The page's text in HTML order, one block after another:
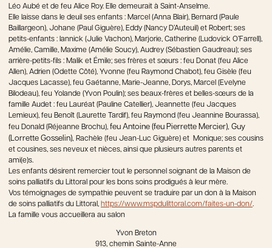
Léo Aubé et de feu Alice Roy. Elle demeurait à Saint-Anselme.
Elle laisse dans le deuil ses enfants : Marcel (Anna Blair), Bernard (Paule
Baillargeon), Johane (Paul Giguère), Eddy (Nancy D’Auteuil) et Robert; ses
petits-enfants : Iannick (Julie Vachon), Marjorie, Catherine (Ludovick O’Farrell),
Amélie, Camille, Maxime (Amélie Soucy), Audrey (Sébastien Gaudreau); ses
arrière-petits-fils : Malik et Émile; ses frères et sœurs : feu Donat (feu Alice
Allen), Adrien (Odette Côté), Yvonne (feu Raymond Chabot), feu Gisèle (feu
Jacques Lacasse), feu Gaétanne, Marie-Jeanne, Dorys, Marcel (Evelyne
Bilodeau), feu Yolande (Yvon Poulin); ses beaux-frères et belles-sœurs de la
famille Audet : feu Lauréat (Pauline Catellier), Jeannette (feu Jacques
Lemieux), feu Benoît (Laurette Tardif), feu Raymond (feu Jeannine Bourassa),
feu Donald (Réjeanne Brochu), feu Antoine (feu Pierrette Mercier), Guy
(Lorrette Gosselin), Rachèle (feu Jean-Luc Giguère) et Monique; ses cousins
et cousines, ses neveux et nièces, ainsi que plusieurs autres parents et
ami(e)s.
Les enfants désirent remercier tout le personnel soignant de la Maison de
soins palliatifs du Littoral pour les bons soins prodigués à leur mère.
Vos témoignages de sympathie peuvent se traduire par un don à la Maison
de soins palliatifs du Littoral, https://www.mspdulittoral.com/faites-un-don/.
La famille vous accueillera au salon
Yvon Breton
913, chemin Sainte-Anne